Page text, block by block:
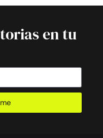
en tu